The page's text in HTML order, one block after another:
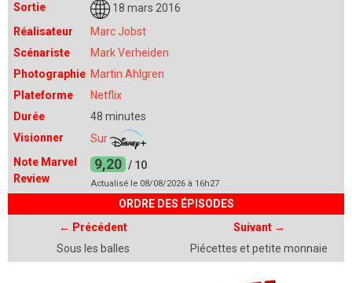
Sortie
18 mars 2016
Réalisateur
Marc Jobst
Scénariste
Mark Verheiden
Photographie Martin Ahlgren
Plateforme
Netflix
Durée
48 minutes
Visionner
Sur
Note Marvel
Review
9,20 / 10
Actualisé le 08/08/2026 à 16h27
ORDRE DES ÉPISODES
← Précédent
Suivant →
Sous les balles
Piécettes et petite monnaie